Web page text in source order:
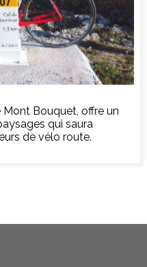
Bouquet, offre un
qui saura
de vélo route.